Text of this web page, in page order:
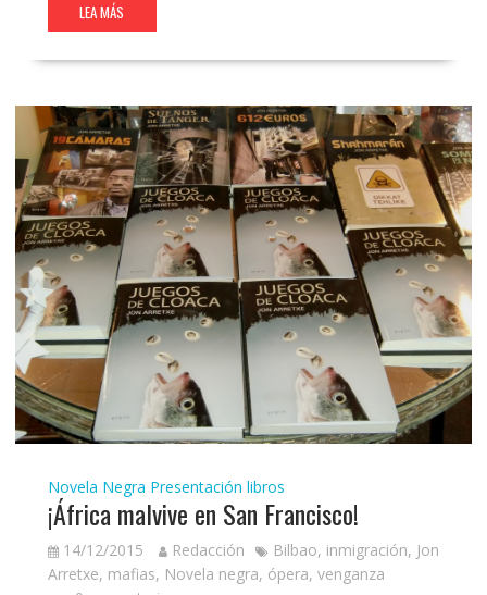
LEA MÁS
Novela Negra Presentación libros
¡África malvive en San Francisco!
14/12/2015 Redacción Bilbao, inmigración, Jon
Arretxe, mafias, Novela negra, ópera, venganza